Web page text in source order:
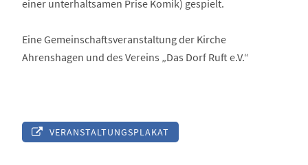
einer unterhaltsamen Prise Komik) gespielt.
Eine Gemeinschaftsveranstaltung der Kirche
Ahrenshagen und des Vereins „Das Dorf Ruft e.V.“
VERANSTALTUNGSPLAKAT